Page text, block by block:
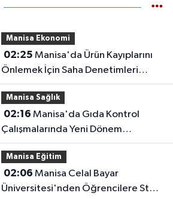
Manisa Ekonomi
02:25
Önlemek İçin Saha Denetimleri
Artırıldı
Manisa Sağlık
02:16
Çalışmalarında Yeni Dönem
Planlamaları Yapıldı
Manisa Eğitim
02:06
Üniversitesi'nden Öğrencilere Staj